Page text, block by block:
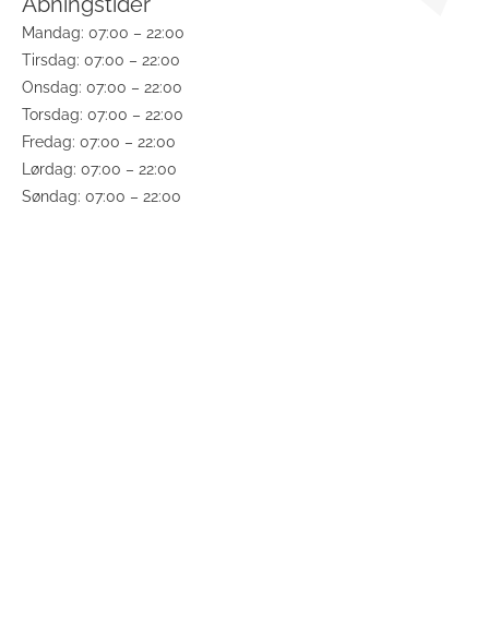
Mandag: 07:00 – 22:00
Tirsdag: 07:00 – 22:00
Onsdag: 07:00 – 22:00
Torsdag: 07:00 – 22:00
Fredag: 07:00 – 22:00
Lørdag: 07:00 – 22:00
Søndag: 07:00 – 22:00